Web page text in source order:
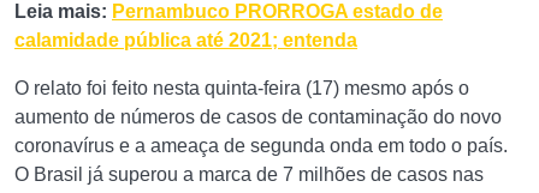
Leia mais: Pernambuco PRORROGA estado de
calamidade pública até 2021; entenda
O relato foi feito nesta quinta-feira (17) mesmo após o
aumento de números de casos de contaminação do novo
coronavírus e a ameaça de segunda onda em todo o país.
O Brasil já superou a marca de 7 milhões de casos nas